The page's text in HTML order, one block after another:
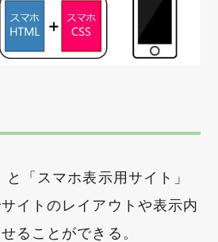
と「スマホ表示用サイト」
イトのレイアウトや表示内
ることができる。